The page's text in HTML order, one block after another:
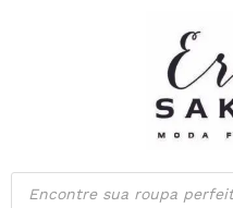
Pesquisar
produtos